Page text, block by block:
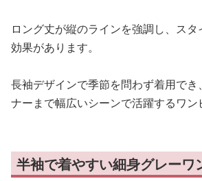
ロング丈が縦のラインを強調し、ス
効果があります。
長袖デザインで季節を問わず着用でき
ナーまで幅広いシーンで活躍するワン
半袖で着やすい細身グレーワ